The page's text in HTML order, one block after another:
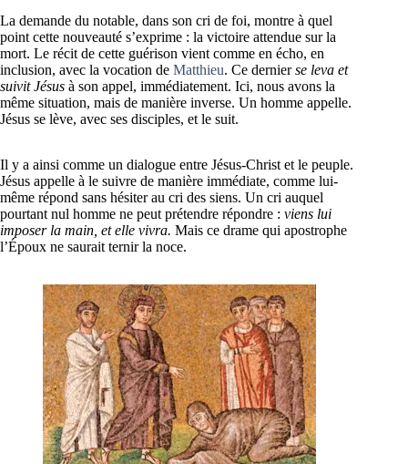
La demande du notable, dans son cri de foi, montre à quel
point cette nouveauté s’exprime : la victoire attendue sur la
mort. Le récit de cette guérison vient comme en écho, en
inclusion, avec la vocation de Matthieu. Ce dernierse leva et
suivit Jésus à son appel, immédiatement. Ici, nous avons la
même situation, mais de manière inverse. Un homme appelle.
Jésus se lève, avec ses disciples, et le suit.
Il y a ainsi comme un dialogue entre Jésus-Christ et le peuple.
Jésus appelle à le suivre de manière immédiate, comme lui-
même répond sans hésiter au cri des siens. Un cri auquel
pourtant nul homme ne peut prétendre répondre : viens lui
imposer la main, et elle vivra. Mais ce drame qui apostrophe
l’Époux ne saurait ternir la noce.